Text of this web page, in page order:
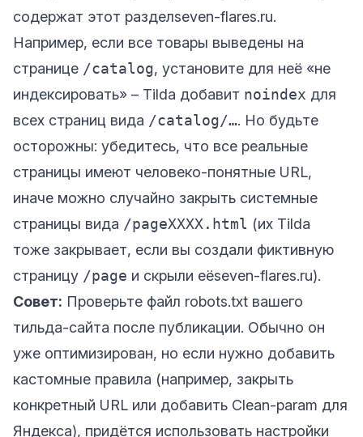
содержат этот разделseven-flares.ru.
Например, если все товары выведены на
странице /catalog, установите для неё «не
индексировать» – Tilda добавит noindex для
всех страниц вида /catalog/…. Но будьте
осторожны: убедитесь, что все реальные
страницы имеют человеко-понятные URL,
иначе можно случайно закрыть системные
страницы вида /pageXXXX.html (их Tilda
тоже закрывает, если вы создали фиктивную
страницу /page и скрыли еёseven-flares.ru).
Совет: Проверьте файл robots.txt вашего
тильда-сайта после публикации. Обычно он
уже оптимизирован, но если нужно добавить
кастомные правила (например, закрыть
конкретный URL или добавить Clean-param для
Яндекса), придётся использовать настройки